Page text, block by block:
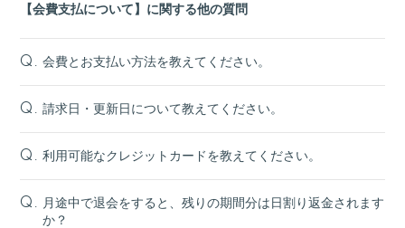
【会費支払について】に関する他の質問
Q. 会費とお支払い方法を教えてください。
Q. 請求日・更新日について教えてください。
Q. 利用可能なクレジットカードを教えてください。
Q. 月途中で退会をすると、残りの期間分は日割り返金されます
か？